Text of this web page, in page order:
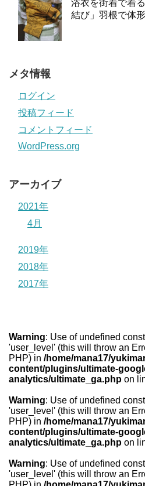
浴衣を街着で着
結び」羽根で体
メタ情報
ログイン
投稿フィード
コメントフィード
WordPress.org
アーカイブ
2021年
4月
2019年
2018年
2017年
Warning: Use of undefined
'user_level' (this will throw an
PHP) in /home/mana17/
content/plugins/ultimate-
analytics/ultimate_ga.php on
Warning: Use of undefined
'user_level' (this will throw an
PHP) in /home/mana17/
content/plugins/ultimate-
analytics/ultimate_ga.php on
Warning: Use of undefined
'user_level' (this will throw an